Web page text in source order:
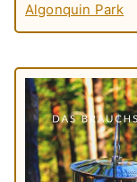
Algonquin Park